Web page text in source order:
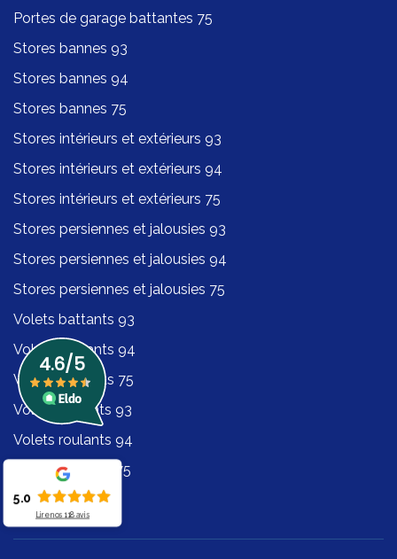
Portes de garage battantes 75
Stores bannes 93
Stores bannes 94
Stores bannes 75
Stores intérieurs et extérieurs 93
Stores intérieurs et extérieurs 94
Stores intérieurs et extérieurs 75
Stores persiennes et jalousies 93
Stores persiennes et jalousies 94
Stores persiennes et jalousies 75
Volets battants 93
Volets battants 94
Volets battants 75
Volets roulants 93
Volets roulants 94
Volets roulants 75
5.0
Lire nos 118 avis